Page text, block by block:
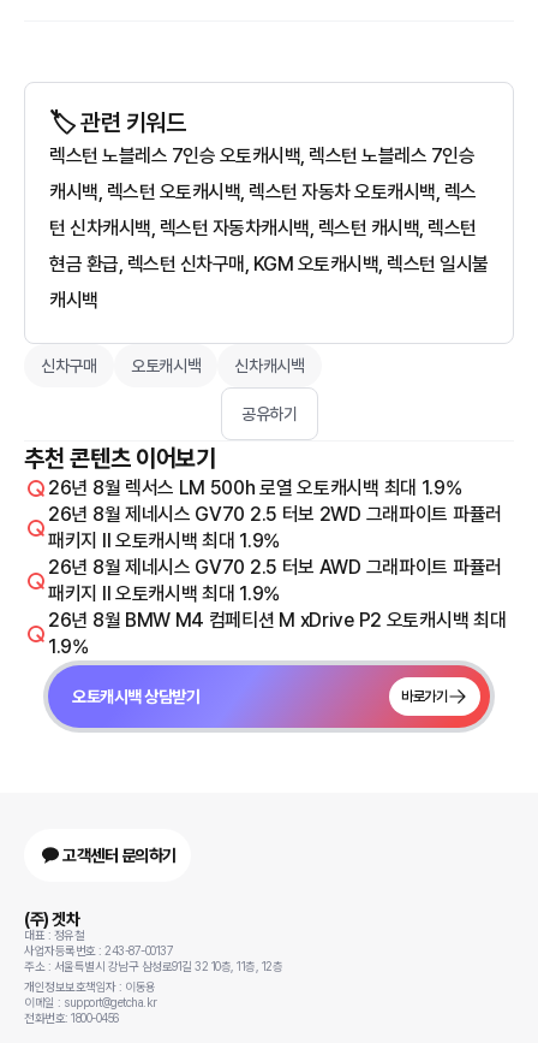
🏷️ 관련 키워드
렉스턴 노블레스 7인승 오토캐시백, 렉스턴 노블레스 7인승
캐시백, 렉스턴 오토캐시백, 렉스턴 자동차 오토캐시백, 렉스
턴 신차캐시백, 렉스턴 자동차캐시백, 렉스턴 캐시백, 렉스턴
현금 환급, 렉스턴 신차구매, KGM 오토캐시백, 렉스턴 일시불
캐시백
신차구매 오토캐시백 신차캐시백
공유하기
추천 콘텐츠 이어보기
26년 8월 렉서스 LM 500h 로열 오토캐시백 최대 1.9%
26년 8월 제네시스 GV70 2.5 터보 2WD 그래파이트 파퓰러
패키지 Il 오토캐시백 최대 1.9%
26년 8월 제네시스 GV70 2.5 터보 AWD 그래파이트 파퓰러
패키지 Il 오토캐시백 최대 1.9%
26년 8월 BMW M4 컴페티션 M xDrive P2 오토캐시백 최대
1.9%
오토캐시백 상담받기 바로가기
고객센터 문의하기
(주) 겟차
대표 : 정유철
사업자등록번호 : 243-87-00137
주소 : 서울특별시 강남구 삼성로91길 32 10층, 11층, 12층
개인정보보호책임자 : 이동용
이메일 : support@getcha.kr
전화번호: 1800-0456